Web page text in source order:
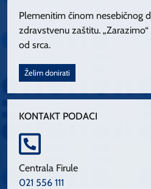
Plemenitim činom nesebičnog
zdravstvenu zaštitu.
od srca.
Želim donirati
KONTAKT PODACI
Centrala Firule
021 556 111